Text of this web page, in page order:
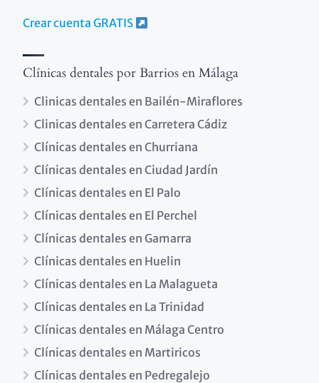
Crear cuenta GRATIS
Clínicas dentales por Barrios en Málaga
Clinicas dentales en Bailén-Miraflores
Clinicas dentales en Carretera Cádiz
Clínicas dentales en Churriana
Clínicas dentales en Ciudad Jardín
Clínicas dentales en El Palo
Clínicas dentales en El Perchel
Clínicas dentales en Gamarra
Clínicas dentales en Huelin
Clínicas dentales en La Malagueta
Clínicas dentales en La Trinidad
Clínicas dentales en Málaga Centro
Clínicas dentales en Martiricos
Clínicas dentales en Pedregalejo